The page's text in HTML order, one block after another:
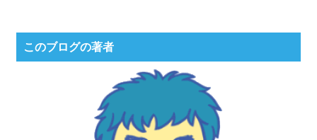
このブログの著者